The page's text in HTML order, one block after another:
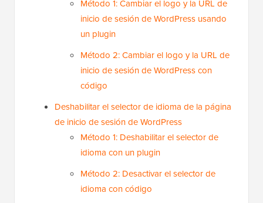
Método 1: Cambiar el logo y la URL de
inicio de sesión de WordPress usando
un plugin
Método 2: Cambiar el logo y la URL de
inicio de sesión de WordPress con
código
Deshabilitar el selector de idioma de la página
de inicio de sesión de WordPress
Método 1: Deshabilitar el selector de
idioma con un plugin
Método 2: Desactivar el selector de
idioma con código